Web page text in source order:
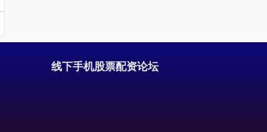
线下手机股票配资论坛